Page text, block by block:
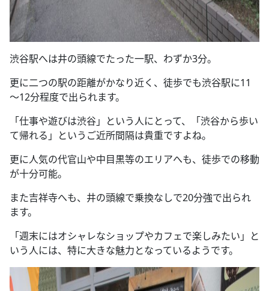
渋谷駅へは井の頭線でたった一駅、わずか3分。
更に二つの駅の距離がかなり近く、徒歩でも渋谷駅に11
～12分程度で出られます。
「仕事や遊びは渋谷」という人にとって、「渋谷から歩い
て帰れる」というご近所間隔は貴重ですよね。
更に人気の代官山や中目黒等のエリアへも、徒歩での移動
が十分可能。
また吉祥寺へも、井の頭線で乗換なしで20分強で出られ
ます。
「週末にはオシャレなショップやカフェで楽しみたい」と
いう人には、特に大きな魅力となっているようです。